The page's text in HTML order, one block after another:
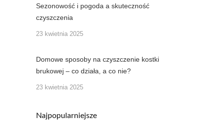
Sezonowość i pogoda a skuteczność
czyszczenia
23 kwietnia 2025
Domowe sposoby na czyszczenie kostki
brukowej – co działa, a co nie?
23 kwietnia 2025
Najpopularniejsze